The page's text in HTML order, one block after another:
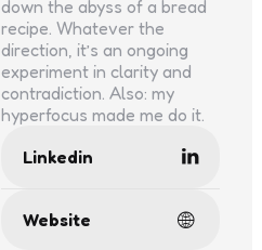
down the abyss of a bread
recipe. Whatever the
direction, it’s an ongoing
experiment in clarity and
contradiction. Also: my
hyperfocus made me do it.
Linkedin
Website